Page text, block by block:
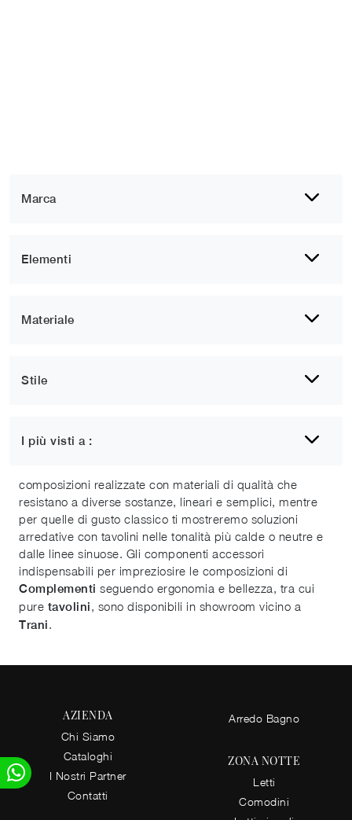
Marca
Elementi
Materiale
Stile
I più visti a :
composizioni realizzate con materiali di qualità che
resistano a diverse sostanze, lineari e semplici, mentre
per quelle di gusto classico ti mostreremo soluzioni
arredative con tavolini nelle tonalità più calde o neutre e
dalle linee sinuose. Gli componenti accessori
indispensabili per impreziosire le composizioni di
Complementi seguendo ergonomia e bellezza, tra cui
pure tavolini, sono disponibili in showroom vicino a
Trani.
AZIENDA
Chi Siamo
Cataloghi
I Nostri Partner
Contatti
Arredo Bagno
ZONA NOTTE
Letti
Comodini